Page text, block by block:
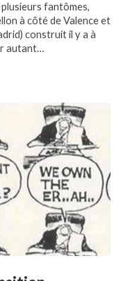
fantômes,
à côté de Valence et
construit il y a à
autant…